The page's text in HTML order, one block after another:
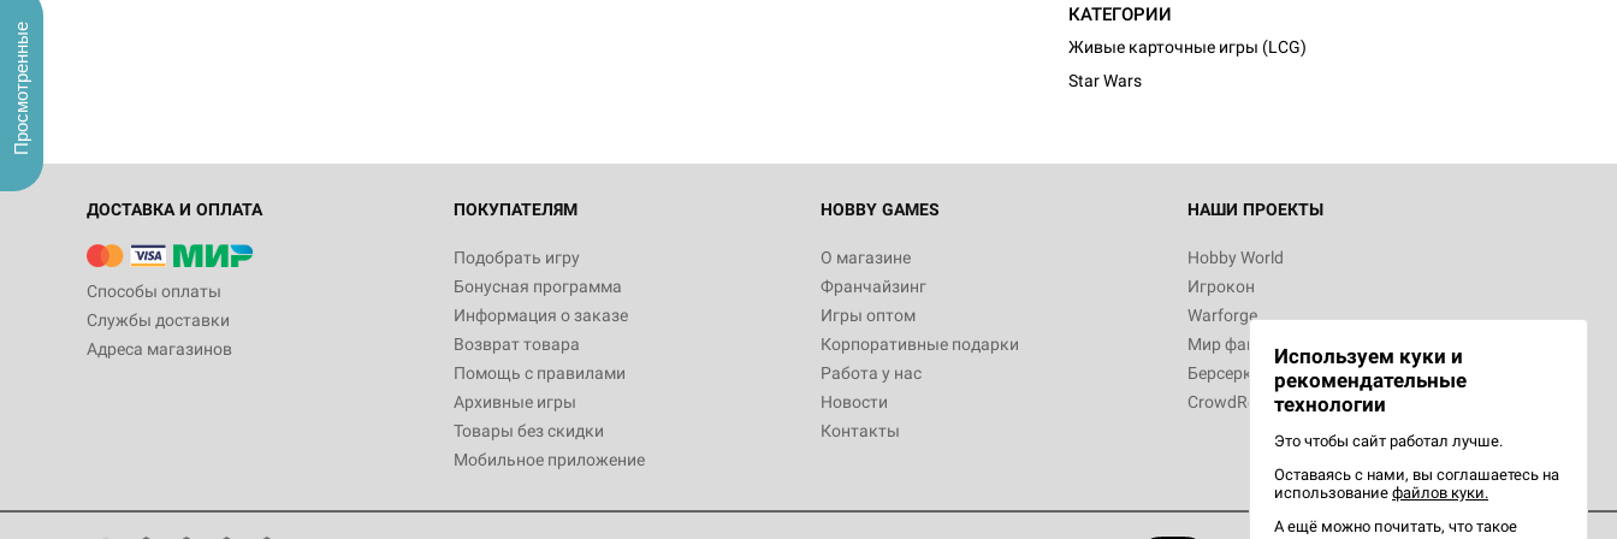
КАТЕГОРИИ
Живые карточные игры (LCG)
Star Wars
ДОСТАВКА И ОПЛАТА
Способы оплаты
Службы доставки
Адреса магазинов
ПОКУПАТЕЛЯМ
Подобрать игру
Бонусная программа
Информация о заказе
Возврат товара
Помощь с правилами
Архивные игры
Товары без скидки
Мобильное приложение
HOBBY GAMES
О магазине
Франчайзинг
Игры оптом
Корпоративные подарки
Работа у нас
Новости
Контакты
НАШИ ПРОЕКТЫ
Hobby World
Игрокон
Warforge
Мир фантастики
Берсерк
CrowdRepublic
Используем куки и
рекомендательные
технологии
Это чтобы сайт работал лучше.
Оставаясь с нами, вы соглашаетесь на
использование файлов куки.
А ещё можно почитать, что такое
Просмотренные
Белая смерть
12 990
Настольная игра Hobby World Ужас
3 490